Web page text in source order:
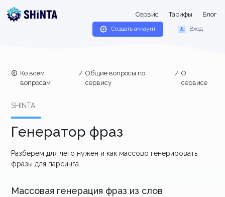
Сервис Тарифы Блог
Создать аккаунт Вход
Ко всем
вопросам
/ Общие вопросы по
сервису
/ О
сервисе
SHINTA
Генератор фраз
Разберем для чего нужен и как массово генерировать
фразы для парсинга
Массовая генерация фраз из слов